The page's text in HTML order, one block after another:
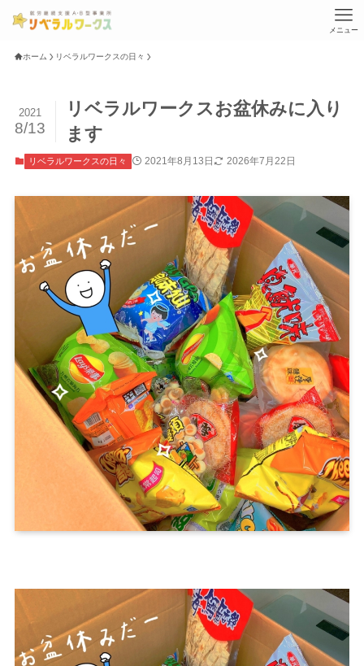
メニュー
ホーム リベラルワークスの日々
リベラルワークスお盆休みに入り
ます
2021
8/13
リベラルワークスの日々 2021年8月13日 2026年7月22日